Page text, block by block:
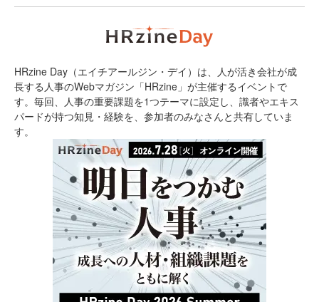
HRzine Day（エイチアールジン・デイ）は、人が活き会社が成
長する人事のWebマガジン「HRzine」が主催するイベントで
す。毎回、人事の重要課題を1つテーマに設定し、識者やエキス
パードが持つ知見・経験を、参加者のみなさんと共有していま
す。